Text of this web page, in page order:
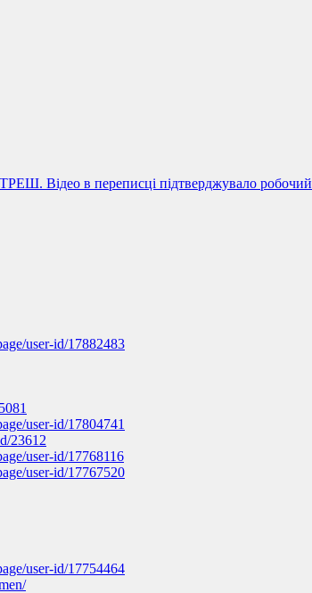
Відео в переписці підтверджувало
user-id/17882483
user-id/17804741
23612
user-id/17768116
user-id/17767520
user-id/17754464